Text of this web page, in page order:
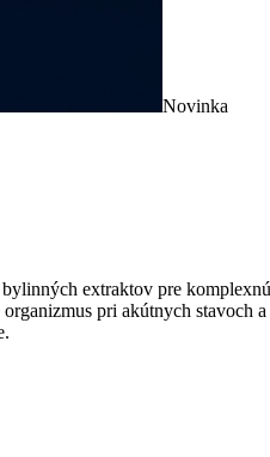
Novinka
extraktov pre
pri akútnych stavoch